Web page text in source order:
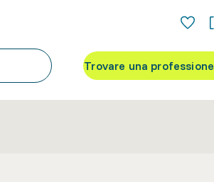
Trovare una professione